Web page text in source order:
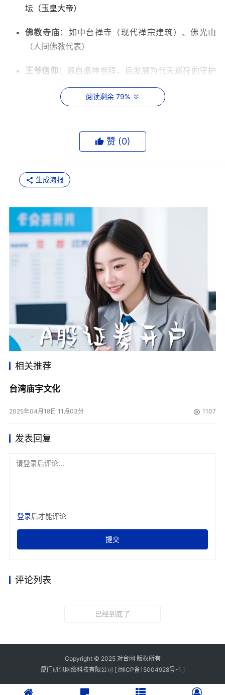
坛（玉皇大帝）
佛教寺庙 ：如中台禅寺（现代禅宗建筑）、佛光山
（人间佛教代表）
王爷信仰 ：源自瘟神崇拜，后发展为代天巡狩的守护
神，如南鲲鯓代天府（五府千岁）
建筑艺术与地方特色
传统建筑风格
台湾庙宇继承闽南建筑工艺，以木构架、雕梁画栋著称，
分泉州、漳州、潮州三大流派：
🏛️
艋舺龙山寺以疏朗梁架和斜拱设计闻名，三川殿的"花卉斗
拱"为经典代表。
格迥异。
潮州派
台南三山国王庙以精细木雕和彩绘壁画体现潮汕工艺。
中台禅寺
阅读剩余 79%
赞 (0)
生成海报
相关推荐
台湾庙宇文化
2025年04月18日 11点03分 1107
发表回复
请登录后评论...
登录后才能评论
提交
评论列表
已经到底了
Copyright © 2025 对台网 版权所有
厦门研讯网络科技有限公司 [ 闽ICP备15004928号-1 ]